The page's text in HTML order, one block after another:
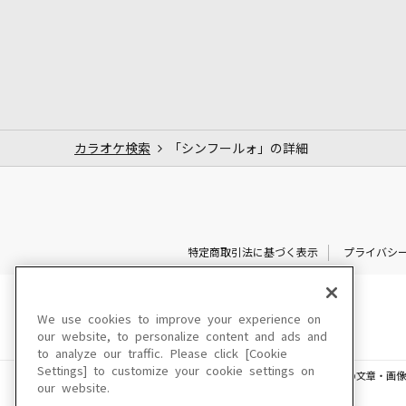
カラオケ検索 「シンフールォ」の詳細
特定商取引法に基づく表示 プライバシ
このサイトに掲載されている一切の文章・画
We use cookies to improve your experience on
our website, to personalize content and ads and
to analyze our traffic. Please click [Cookie
Settings] to customize your cookie settings on
our website.